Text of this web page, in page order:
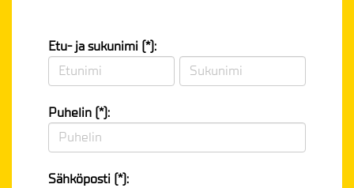
Etu- ja sukunimi (*):
Puhelin (*):
Sähköposti (*):